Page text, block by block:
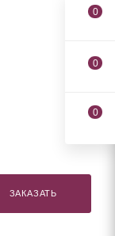
ЗАКАЗАТЬ
0
0
0